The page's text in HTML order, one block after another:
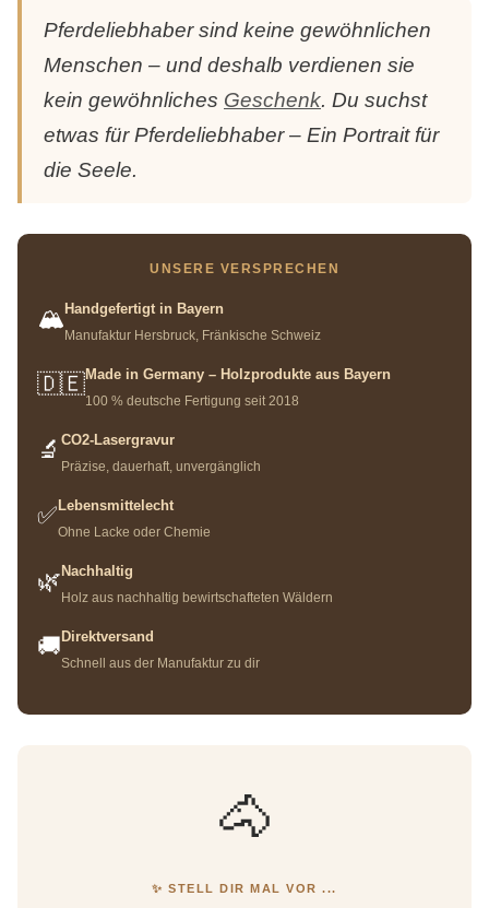
Pferdeliebhaber sind keine gewöhnlichen
Menschen – und deshalb verdienen sie
kein gewöhnliches Geschenk. Du suchst
etwas für Pferdeliebhaber – Ein Portrait für
die Seele.
🐴
✨ STELL DIR MAL VOR ...
UNSERE VERSPRECHEN
🏔️ Handgefertigt in Bayern
Manufaktur Hersbruck, Fränkische Schweiz
🇩🇪Made in Germany – Holzprodukte aus Bayern
100 % deutsche Fertigung seit 2018
🔬 CO2-Lasergravur
Präzise, dauerhaft, unvergänglich
✅ Lebensmittelecht
Ohne Lacke oder Chemie
🌿 Nachhaltig
Holz aus nachhaltig bewirtschafteten Wäldern
🚚 Direktversand
Schnell aus der Manufaktur zu dir